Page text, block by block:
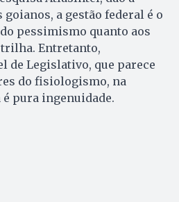
goianos, a gestão federal é o
pessimismo quanto aos
Entretanto,
de Legislativo, que parece
do fisiologismo, na
pura ingenuidade.